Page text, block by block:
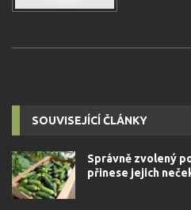
SOUVISEJÍCÍ ČLÁNKY
Správně zvolený
přinese jejich